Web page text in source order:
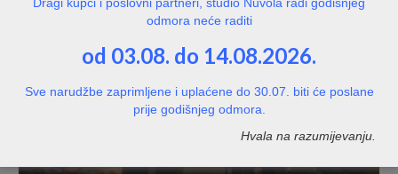
odmora neće raditi
od 03.08. do 14.08.2026.
Sve narudžbe zaprimljene i uplaćene do 30.07. biti će poslane
prije godišnjeg odmora.
Hvala na razumijevanju.